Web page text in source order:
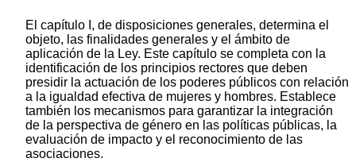
El capítulo I, de disposiciones generales, determina el
objeto, las finalidades generales y el ámbito de
aplicación de la Ley. Este capítulo se completa con la
identificación de los principios rectores que deben
presidir la actuación de los poderes públicos con relación
a la igualdad efectiva de mujeres y hombres. Establece
también los mecanismos para garantizar la integración
de la perspectiva de género en las políticas públicas, la
evaluación de impacto y el reconocimiento de las
asociaciones.